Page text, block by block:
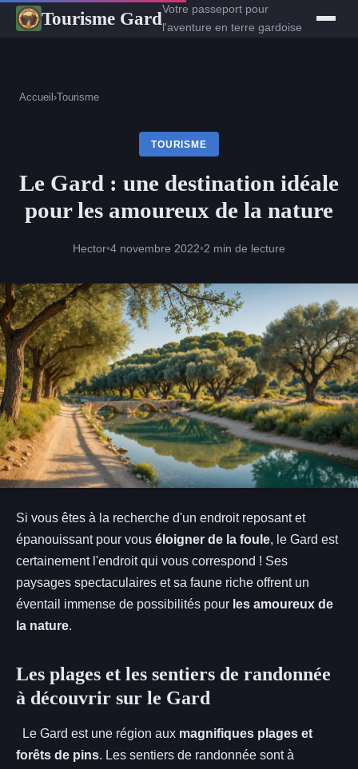
Tourisme GardVotre passeport pour
l'aventure en terre gardoise
Accueil ›Tourisme
TOURISME
Le Gard : une destination idéale
pour les amoureux de la nature
Hector•4 novembre 2022•2 min de lecture
Si vous êtes à la recherche d'un endroit reposant et
épanouissant pour vous éloigner de la foule, le Gard est
certainement l'endroit qui vous correspond ! Ses
paysages spectaculaires et sa faune riche offrent un
éventail immense de possibilités pour les amoureux de
la nature.
Les plages et les sentiers de randonnée
à découvrir sur le Gard
Le Gard est une région aux magnifiques plages et
forêts de pins. Les sentiers de randonnée sont à